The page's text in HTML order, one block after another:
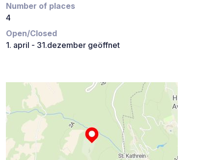
Number of places
4
Open/Closed
1. april - 31.dezember geöffnet